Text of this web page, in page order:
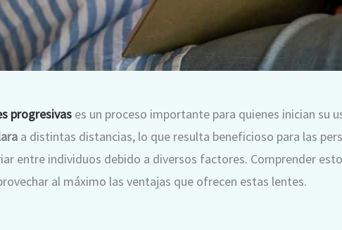
progresivas es un proceso importante para quienes inician su
a distintas distancias, lo que resulta beneficioso para las
entre individuos debido a diversos factores. Comprender
al máximo las ventajas que ofrecen estas lentes.